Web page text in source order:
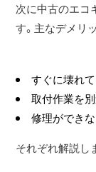
次に中古のエコ
す。主なデメリ
すぐに壊れ
取付作業を
修理ができ
それぞれ解説し